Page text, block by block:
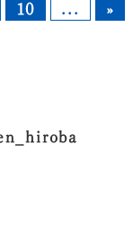
10 ...
»